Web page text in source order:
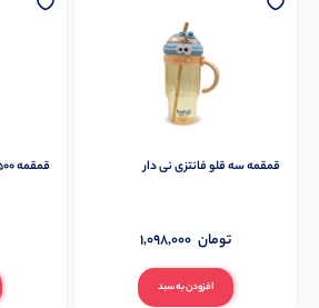
قمقمه سه قلو فانتزی نی دار
افزودن به سبد
1,098,000 تومان
قمقمه 500 میل نی دار 388 eyun مات